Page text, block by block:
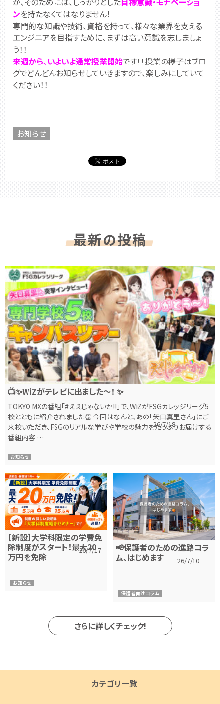
ンを持たなくてはなりません！
専門的な知識や技術、資格を持って、様々な業界を支える
エンジニアを目指すために、まずは高い意識を志しましょ
う！！
来週から、いよいよ通常授業開始です！！授業の様子はブロ
グでどんどんお知らせしていきますので、楽しみにしていて
ください！！
お知らせ
最新の投稿
📺✨WiZがテレビに出ました〜！ ✨
TOKYO MXの番組「#ええじゃないか!!」で、WiZがFSGカレッジリーグ5
校とともに紹介されました👏 今回はなんと、あの「矢口真里さん」にご
来校いただき、FSGのリアルな学びや学校の魅力をたっぷりお届けする
番組内容 …
26/7/18
お知らせ
【新設】大学科限定の学費免
除制度がスタート！最大20
万円を免除
26/7/17
お知らせ
📢保護者のための進路コラ
ム、はじめます
26/7/10
保護者向けコラム
さらに詳しくチェック!
カテゴリ一覧